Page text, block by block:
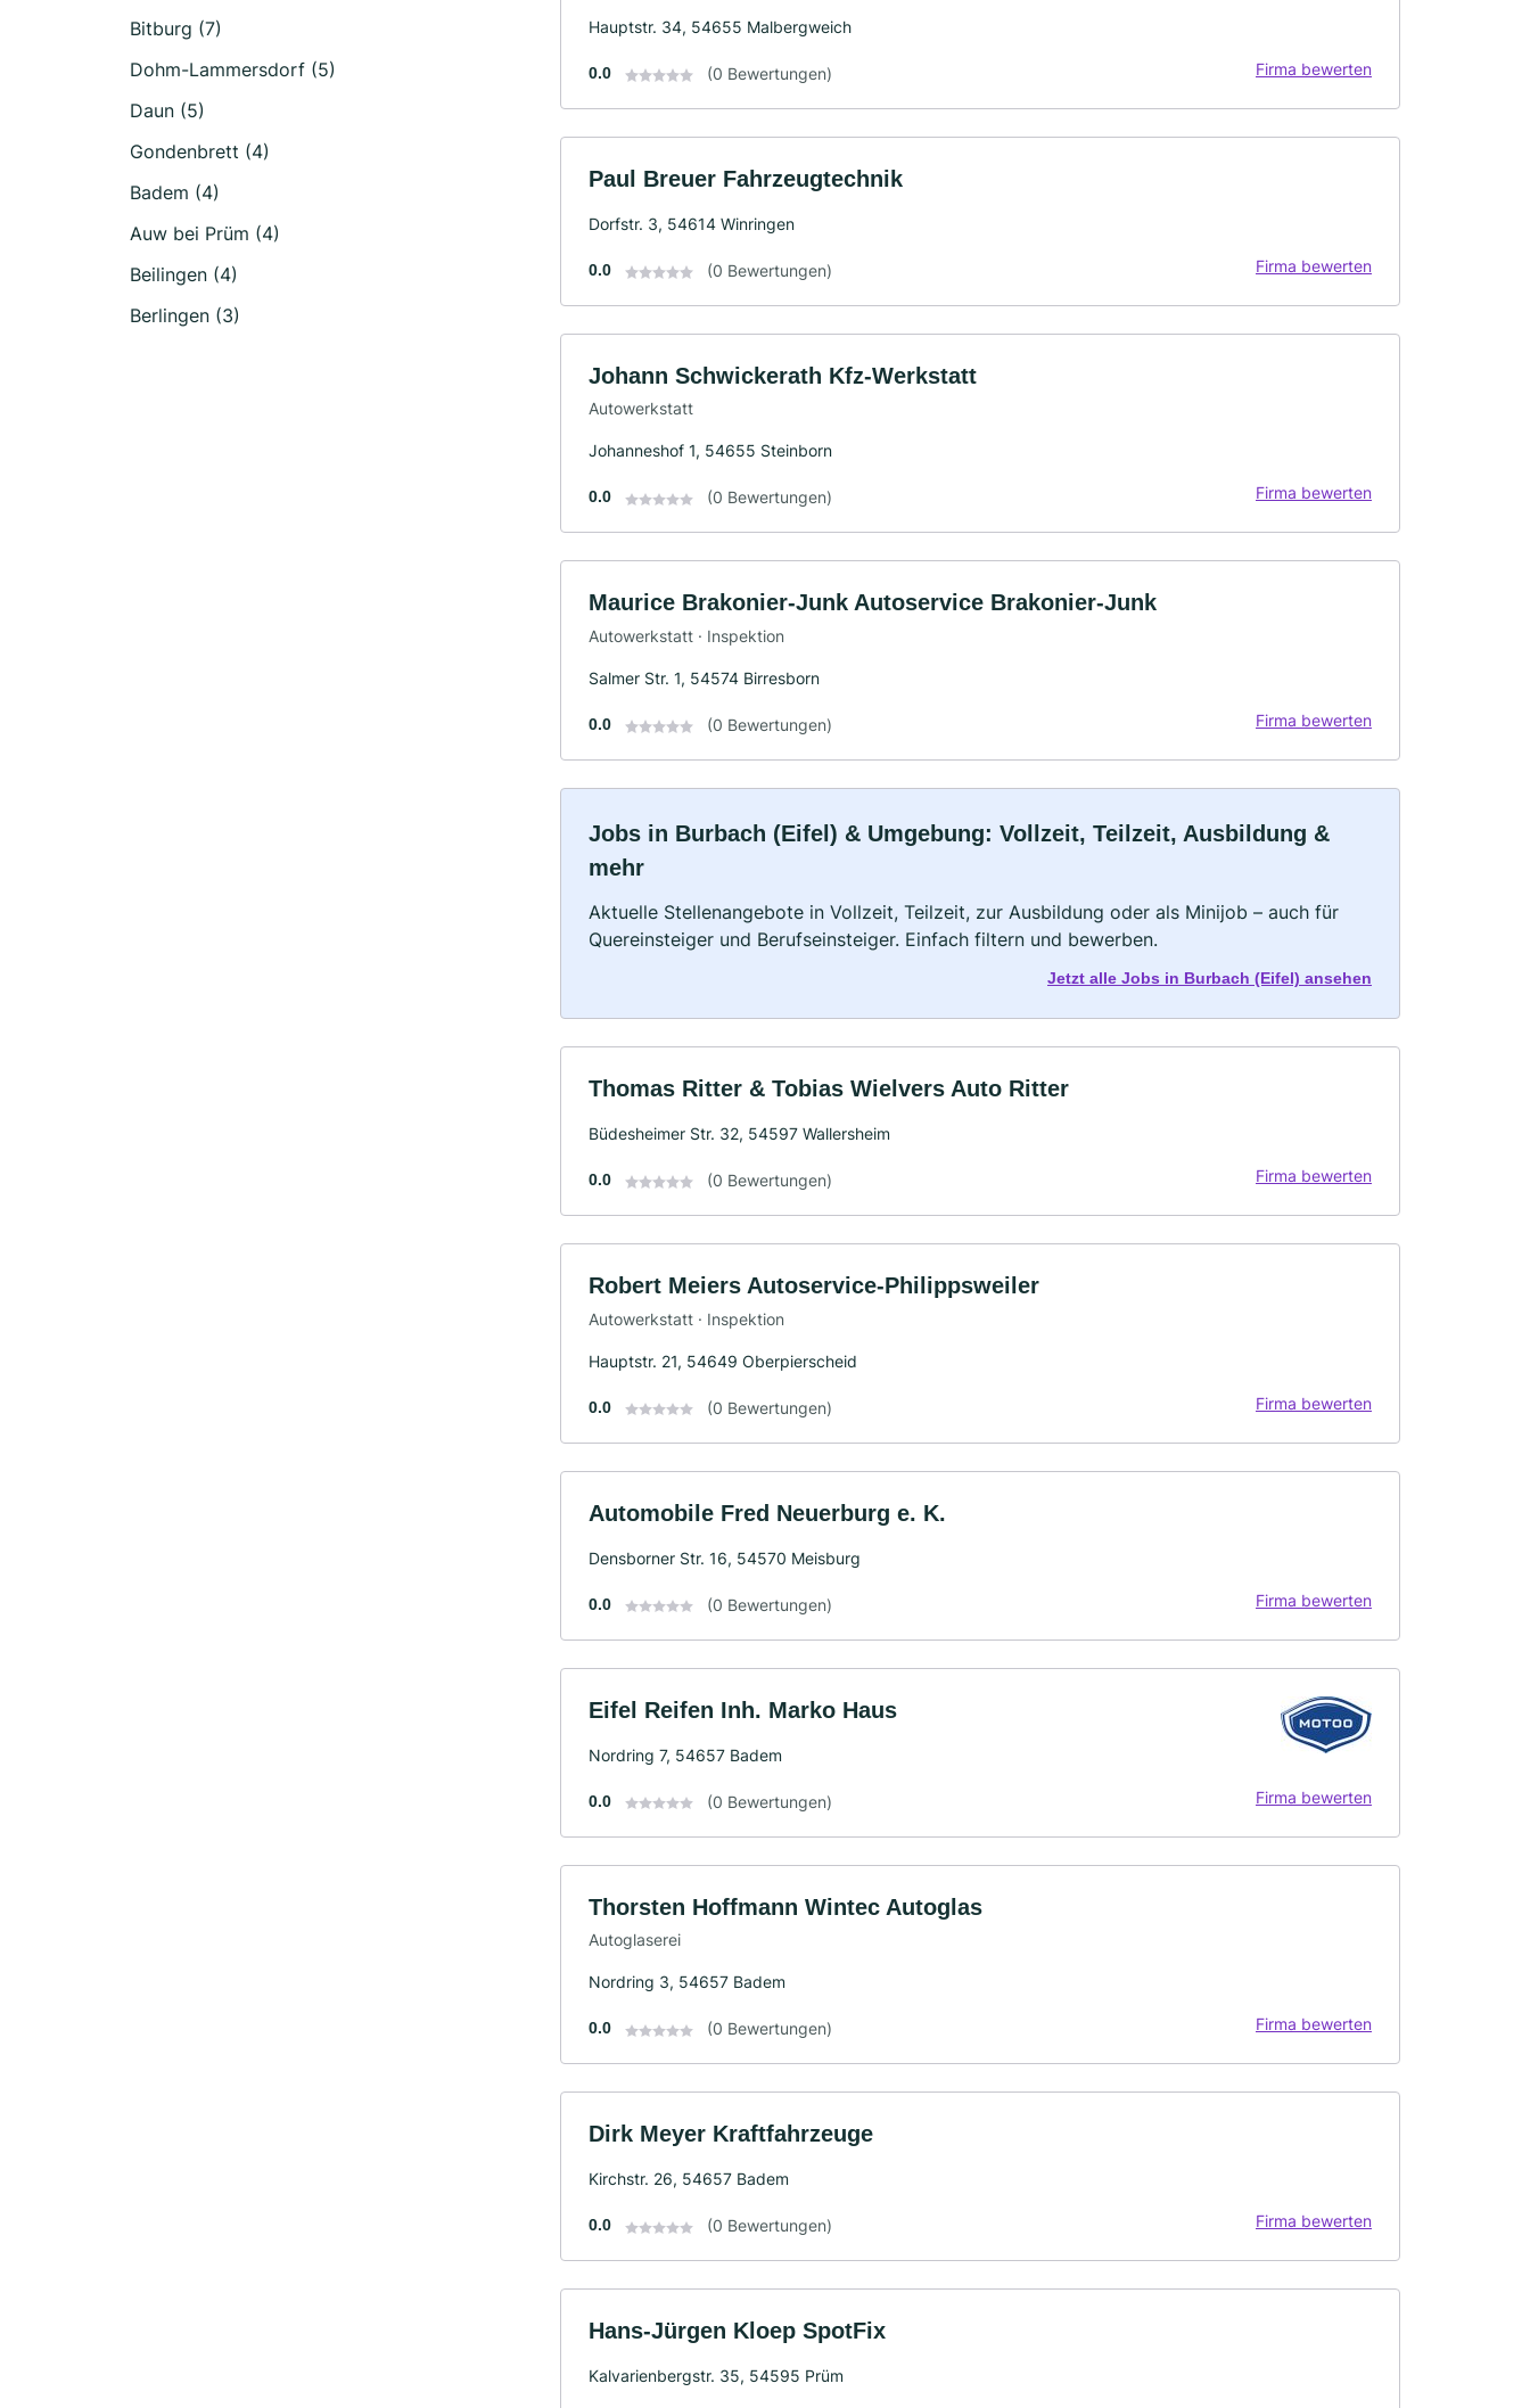
Bitburg (7)
Dohm-Lammersdorf (5)
Daun (5)
Gondenbrett (4)
Badem (4)
Auw bei Prüm (4)
Beilingen (4)
Berlingen (3)
Hauptstr. 34, 54655 Malbergweich
0.0 (0 Bewertungen) Firma bewerten
Paul Breuer Fahrzeugtechnik
Dorfstr. 3, 54614 Winringen
0.0 (0 Bewertungen) Firma bewerten
Johann Schwickerath Kfz-Werkstatt
Autowerkstatt
Johanneshof 1, 54655 Steinborn
0.0 (0 Bewertungen) Firma bewerten
Maurice Brakonier-Junk Autoservice Brakonier-Junk
Autowerkstatt · Inspektion
Salmer Str. 1, 54574 Birresborn
0.0 (0 Bewertungen) Firma bewerten
Jobs in Burbach (Eifel) & Umgebung: Vollzeit, Teilzeit, Ausbildung &
mehr
Aktuelle Stellenangebote in Vollzeit, Teilzeit, zur Ausbildung oder als Minijob – auch für
Quereinsteiger und Berufseinsteiger. Einfach filtern und bewerben.
Jetzt alle Jobs in Burbach (Eifel) ansehen
Thomas Ritter & Tobias Wielvers Auto Ritter
Büdesheimer Str. 32, 54597 Wallersheim
0.0 (0 Bewertungen) Firma bewerten
Robert Meiers Autoservice-Philippsweiler
Autowerkstatt · Inspektion
Hauptstr. 21, 54649 Oberpierscheid
0.0 (0 Bewertungen) Firma bewerten
Automobile Fred Neuerburg e. K.
Densborner Str. 16, 54570 Meisburg
0.0 (0 Bewertungen) Firma bewerten
Eifel Reifen Inh. Marko Haus
Nordring 7, 54657 Badem
0.0 (0 Bewertungen) Firma bewerten
Thorsten Hoffmann Wintec Autoglas
Autoglaserei
Nordring 3, 54657 Badem
0.0 (0 Bewertungen) Firma bewerten
Dirk Meyer Kraftfahrzeuge
Kirchstr. 26, 54657 Badem
0.0 (0 Bewertungen) Firma bewerten
Hans-Jürgen Kloep SpotFix
Kalvarienbergstr. 35, 54595 Prüm